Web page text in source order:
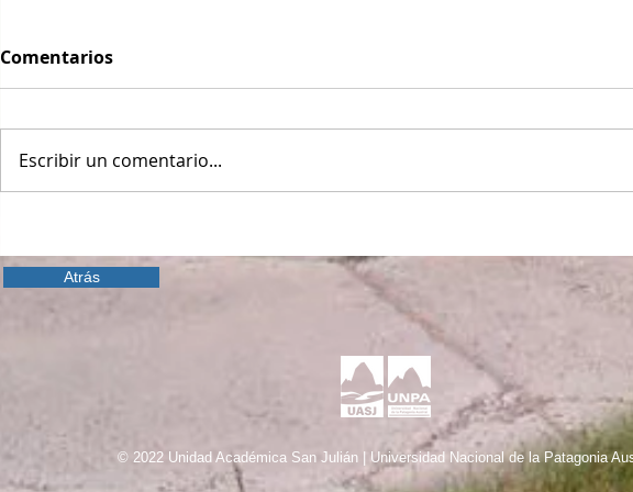
Comentarios
Escribir un comentario...
Atrás
© 2022 Unidad Académica San Julián | Universidad Nacional de la Patagonia